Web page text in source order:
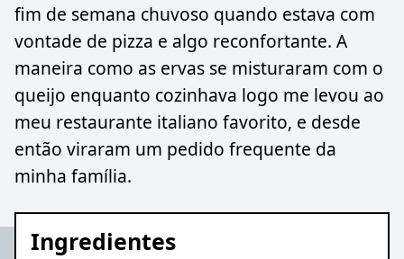
fim de semana chuvoso quando estava com
vontade de pizza e algo reconfortante. A
maneira como as ervas se misturaram com o
queijo enquanto cozinhava logo me levou ao
meu restaurante italiano favorito, e desde
então viraram um pedido frequente da
minha família.
Ingredientes